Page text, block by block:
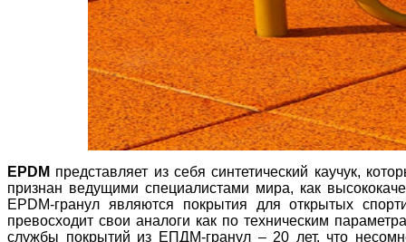
EPDM представляет из себя синтетический каучук,
признан ведущими специалистами мира, как
EPDM-гранул являются покрытия для открытых
превосходит свои аналоги как по техническим
службы покрытий из ЕПДМ-гранул – 20 лет, что